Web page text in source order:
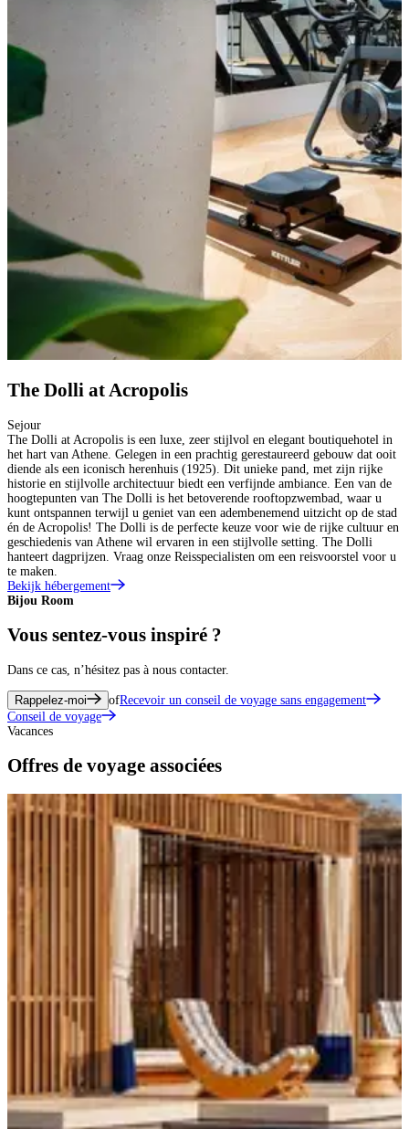
The Dolli at Acropolis
Sejour
The Dolli at Acropolis is een luxe, zeer stijlvol en elegant boutiquehotel in
het hart van Athene. Gelegen in een prachtig gerestaureerd gebouw dat ooit
diende als een iconisch herenhuis (1925). Dit unieke pand, met zijn rijke
historie en stijlvolle architectuur biedt een verfijnde ambiance. Een van de
hoogtepunten van The Dolli is het betoverende rooftopzwembad, waar u
kunt ontspannen terwijl u geniet van een adembenemend uitzicht op de stad
én de Acropolis! The Dolli is de perfecte keuze voor wie de rijke cultuur en
geschiedenis van Athene wil ervaren in een stijlvolle setting. The Dolli
hanteert dagprijzen. Vraag onze Reisspecialisten om een reisvoorstel voor u
te maken.
Bekijk hébergement
Bijou Room
Vous sentez-vous inspiré ?
Dans ce cas, n’hésitez pas à nous contacter.
Rappelez-moi ofRecevoir un conseil de voyage sans engagement
Conseil de voyage
Vacances
Offres de voyage associées